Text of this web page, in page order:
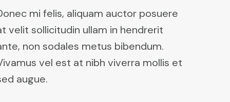
mi felis, aliquam auctor posuere
velit sollicitudin ullam in hendrerit
non sodales metus bibendum.
vel est at nibh viverra mollis et
augue.